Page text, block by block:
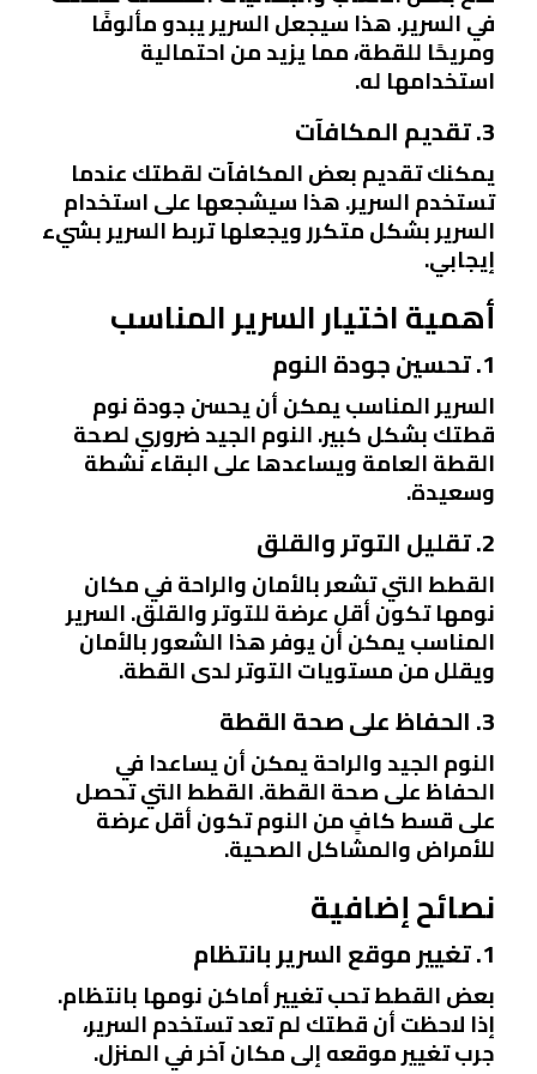
في السرير. هذا سيجعل السرير يبدو مألوفًا
ومريحًا للقطة، مما يزيد من احتمالية
استخدامها له.
3. تقديم المكافآت
يمكنك تقديم بعض المكافآت لقطتك عندما
تستخدم السرير. هذا سيشجعها على استخدام
السرير بشكل متكرر ويجعلها تربط السرير بشيء
إيجابي.
أهمية اختيار السرير المناسب
1. تحسين جودة النوم
السرير المناسب يمكن أن يحسن جودة نوم
قطتك بشكل كبير. النوم الجيد ضروري لصحة
القطة العامة ويساعدها على البقاء نشطة
وسعيدة.
2. تقليل التوتر والقلق
القطط التي تشعر بالأمان والراحة في مكان
نومها تكون أقل عرضة للتوتر والقلق. السرير
المناسب يمكن أن يوفر هذا الشعور بالأمان
ويقلل من مستويات التوتر لدى القطة.
3. الحفاظ على صحة القطة
النوم الجيد والراحة يمكن أن يساعدا في
الحفاظ على صحة القطة. القطط التي تحصل
على قسط كافٍ من النوم تكون أقل عرضة
للأمراض والمشاكل الصحية.
نصائح إضافية
1. تغيير موقع السرير بانتظام
بعض القطط تحب تغيير أماكن نومها بانتظام.
إذا لاحظت أن قطتك لم تعد تستخدم السرير،
جرب تغيير موقعه إلى مكان آخر في المنزل.